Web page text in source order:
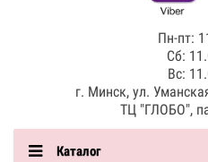
Пн-пт:
Сб:
Вс:
г. Минск, ул.
ТЦ "ГЛОБО",
Каталог